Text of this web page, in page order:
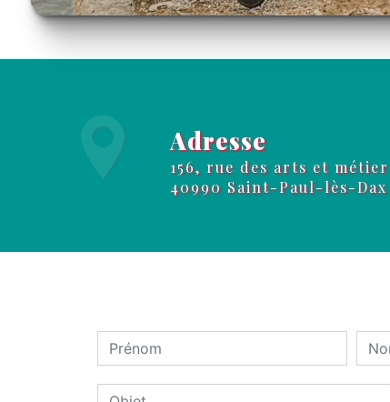
Adresse
156, rue des arts et métiers,
40990 Saint-Paul-lès-Dax